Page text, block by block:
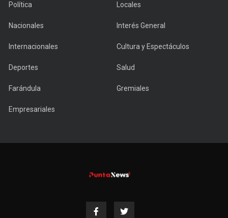
Política Locales
Nacionales Interés General
Internacionales Cultura y Espectáculos
Deportes Salud
Farándula Gremiales
Empresariales